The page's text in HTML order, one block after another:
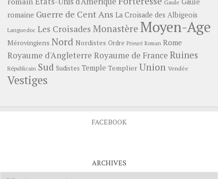
Gaule
romaine Guerre de Cent Ans La Croisade des Albigeois
Languedoc Les Croisades Monastère Moyen-Age
Mérovingiens Nord Nordistes Ordre Prieuré Roman Rome
Royaume d'Angleterre Royaume de France Ruines
Républicain Sud Sudistes Temple Templier Union Vendée
Vestiges
FACEBOOK
ARCHIVES
Archives